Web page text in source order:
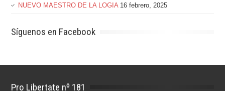
NUEVO MAESTRO DE LA LOGIA 16 febrero, 2025
Síguenos en Facebook
Pro Libertate nº 181